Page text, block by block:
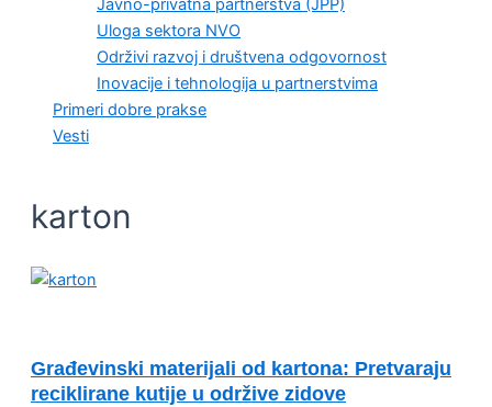
Javno-privatna partnerstva (JPP)
Uloga sektora NVO
Održivi razvoj i društvena odgovornost
Inovacije i tehnologija u partnerstvima
Primeri dobre prakse
Vesti
karton
Građevinski materijali od kartona: Pretvaraju
reciklirane kutije u održive zidove